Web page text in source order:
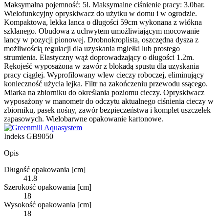
Maksymalna pojemność: 5l. Maksymalne ciśnienie pracy: 3.0bar.
Wielofunkcyjny opryskiwacz do użytku w domu i w ogrodzie.
Kompaktowa, lekka lanca o długości 59cm wykonana z włókna
szklanego. Obudowa z uchwytem umożliwiającym mocowanie
lancy w pozycji pionowej. Drobnokroplista, oszczędna dysza z
możliwością regulacji dla uzyskania mgiełki lub prostego
strumienia. Elastyczny wąż doprowadzający o długości 1.2m.
Rękojeść wyposażona w zawór z blokadą spustu dla uzyskania
pracy ciągłej. Wyprofilowany wlew cieczy roboczej, eliminujący
konieczność użycia lejka. Filtr na zakończeniu przewodu ssącego.
Miarka na zbiorniku do określania poziomu cieczy. Opryskiwacz
wyposażony w manometr do odczytu aktualnego ciśnienia cieczy w
zbiorniku, pasek nośny, zawór bezpieczeństwa i komplet uszczelek
zapasowych. Wielobarwne opakowanie kartonowe.
Indeks GB9050
Opis
Długość opakowania [cm]
41.8
Szerokość opakowania [cm]
18
Wysokość opakowania [cm]
18